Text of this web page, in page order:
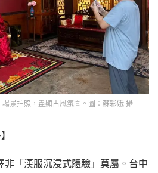
景拍照，盡顯古風氛圍。圖：蘇彩娥 攝
非「漢服沉浸式體驗」莫屬。台中